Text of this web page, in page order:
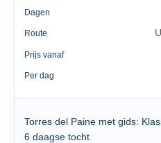
Dagen
Route
Prijs vanaf
Per dag
Torres del Paine met gids:
6 daagse tocht